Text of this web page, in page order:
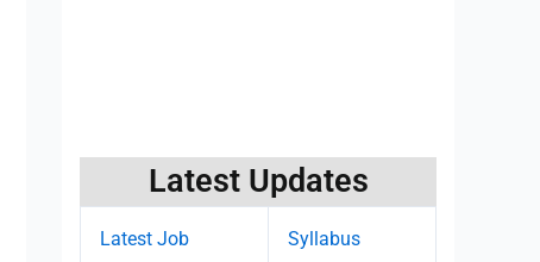
Latest Updates
Latest Job Syllabus